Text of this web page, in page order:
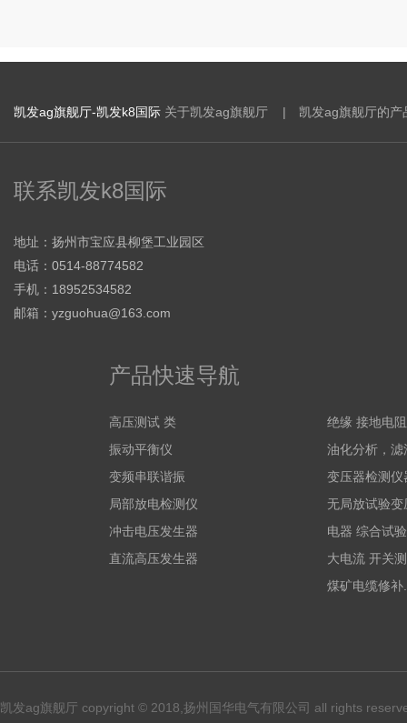
凯发ag旗舰厅-凯发k8国际 关于凯发ag旗舰厅 | 凯发ag旗舰厅的
联系凯发k8国际
地址：扬州市宝应县柳堡工业园区
电话：0514-88774582
手机：18952534582
邮箱： yzguohua@163.com
产品快速导航
高压测试 类
振动平衡仪
变频串联谐振
局部放电检测仪
冲击电压发生器
直流高压发生器
绝缘 接地电
油化分析，滤
变压器检测仪
无局放试验变
电器 综合试
大电流 开关
煤矿电缆修补
凯发ag旗舰厅 copyright © 2018,扬州国华电气有限公司 all rights